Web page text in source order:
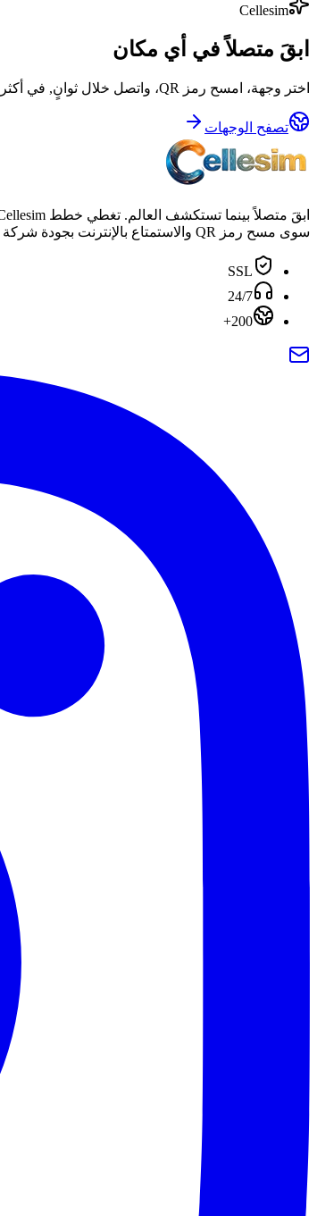
Cellesim
ابقَ متصلاً في أي مكان
اختر وجهة، امسح رمز QR، واتصل خلال ثوانٍ, في أكثر من 200 دولة.
تصفح الوجهات
سوى مسح رمز QR والاستمتاع بالإنترنت بجودة شركة الاتصالات، بدون التزام، في جميع أنحاء العالم.
SSL
24/7
200+